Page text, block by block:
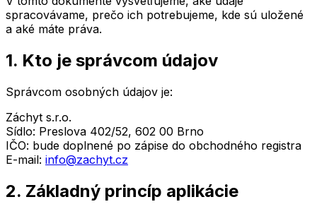
spracovávame, prečo ich potrebujeme, kde sú uložené
a aké máte práva.
1. Kto je správcom údajov
Správcom osobných údajov je:
Záchyt s.r.o.
Sídlo: Preslova 402/52, 602 00 Brno
IČO: bude doplnené po zápise do obchodného registra
E-mail: info@zachyt.cz
2. Základný princíp aplikácie